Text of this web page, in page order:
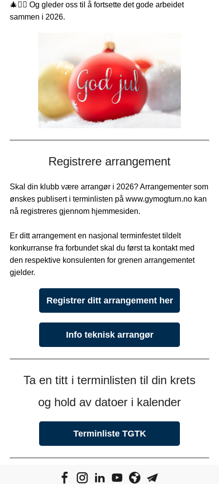
🎄🤸‍♀️ Og gleder oss til å fortsette det gode arbeidet
sammen i 2026.
Registrere arrangement
Skal din klubb være arrangør i 2026? Arrangementer som
ønskes publisert i terminlisten på www.gymogturn.no kan
nå registreres gjennom hjemmesiden.
Er ditt arrangement en nasjonal terminfestet tildelt
konkurranse fra forbundet skal du først ta kontakt med
den respektive konsulenten for grenen arrangementet
gjelder.
Registrer ditt arrangement her
Info teknisk arrangør
Ta en titt i terminlisten til din krets
og hold av datoer i kalender
Terminliste TGTK